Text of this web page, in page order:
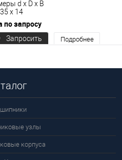
d x D x B
x 14
по запросу
Запросить
Подробнее
узлы
корпуса